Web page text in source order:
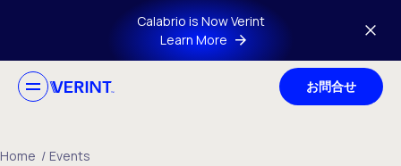
Skip to main contentCalabrio is Now Verint
Learn More
お問合せ
Home / Events